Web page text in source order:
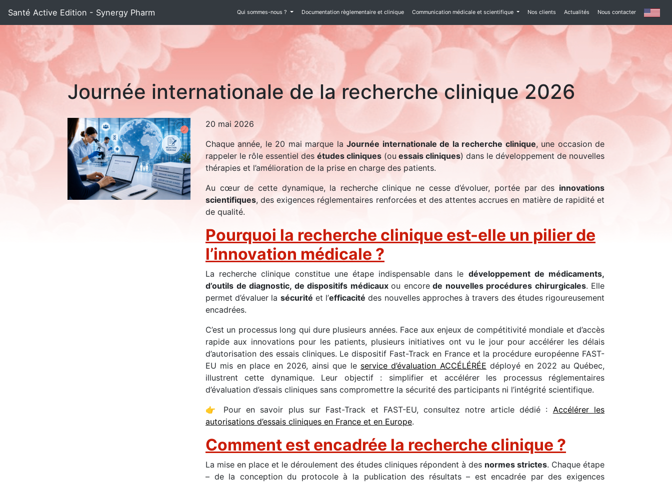
Santé Active Edition - Synergy Pharm Qui sommes-nous ? Documentation règlementaire et clinique Communication médicale et scientifique Nos clients Actualités Nous contacter
Journée internationale de la recherche clinique 2026
20 mai 2026
Chaque année, le 20 mai marque laJournée internationale de la recherche clinique, une occasion de
rappeler le rôle essentiel des études cliniques (ou essais cliniques) dans le développement de nouvelles
thérapies et l’amélioration de la prise en charge des patients.
Au cœur de cette dynamique, la recherche clinique ne cesse d’évoluer, portée par des innovations
scientifiques, des exigences réglementaires renforcées et des attentes accrues en matière de rapidité et
de qualité.
Pourquoi la recherche clinique est-elle un pilier de
l’innovation médicale ?
La recherche clinique constitue une étape indispensable dans le développement de médicaments,
d’outils de diagnostic, de dispositifs médicaux ou encorede nouvelles procédures chirurgicales. Elle
permet d’évaluer la sécurité et l’efficacité des nouvelles approches à travers des études rigoureusement
encadrées.
C’est un processus long qui dure plusieurs années. Face aux enjeux de compétitivité mondiale et d’accès
rapide aux innovations pour les patients, plusieurs initiatives ont vu le jour pour accélérer les délais
d’autorisation des essais cliniques. Le dispositif Fast-Track en France et la procédure européenne FAST-
EU mis en place en 2026, ainsi que le service d’évaluation ACCÉLÉRÉE déployé en 2022 au Québec,
illustrent cette dynamique. Leur objectif : simplifier et accélérer les processus réglementaires
d’évaluation d’essais cliniques sans compromettre la sécurité des participants ni l’intégrité scientifique.
👉 Pour en savoir plus sur Fast-Track et FAST-EU, consultez notre article dédié : Accélérer les
autorisations d’essais cliniques en France et en Europe.
Comment est encadrée la recherche clinique ?
La mise en place et le déroulement des études cliniques répondent à des normes strictes. Chaque étape
– de la conception du protocole à la publication des résultats – est encadrée par des exigences